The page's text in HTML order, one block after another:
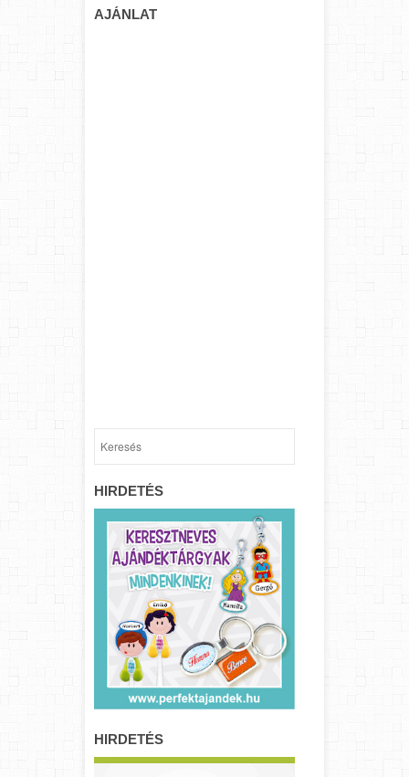
AJÁNLAT
HIRDETÉS
HIRDETÉS